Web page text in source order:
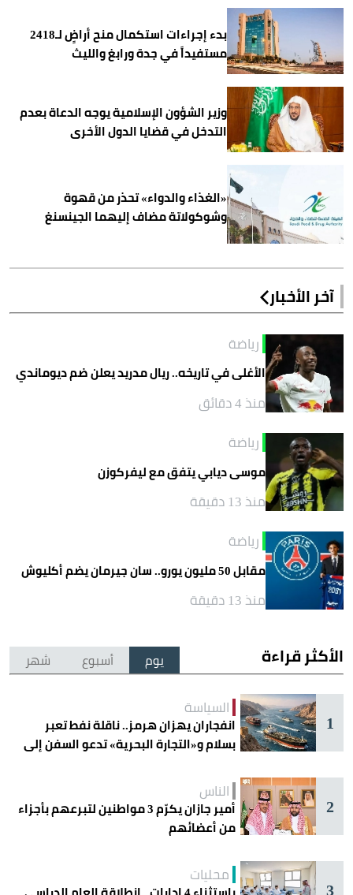
بدء إجراءات استكمال منح أراضٍ لـ2418
مستفيداً في جدة ورابغ والليث
وزير الشؤون الإسلامية يوجه الدعاة بعدم
التدخل في قضايا الدول الأخرى
«الغذاء والدواء» تحذر من قهوة
وشوكولاتة مضاف إليهما الجينسنغ
آخر الأخبار
رياضة
الأغلى في تاريخه.. ريال مدريد يعلن ضم ديوماندي
منذ 4 دقائق
رياضة
موسى ديابي يتفق مع ليفركوزن
منذ 13 دقيقة
رياضة
مقابل 50 مليون يورو.. سان جيرمان يضم أكليوش
منذ 13 دقيقة
الأكثر قراءة يوم أسبوع شهر
1
السياسة
انفجاران يهزان هرمز.. ناقلة نفط تعبر
بسلام و«التجارة البحرية» تدعو السفن إلى
2
الناس
أمير جازان يكرّم 3 مواطنين لتبرعهم بأجزاء
من أعضائهم
محليات